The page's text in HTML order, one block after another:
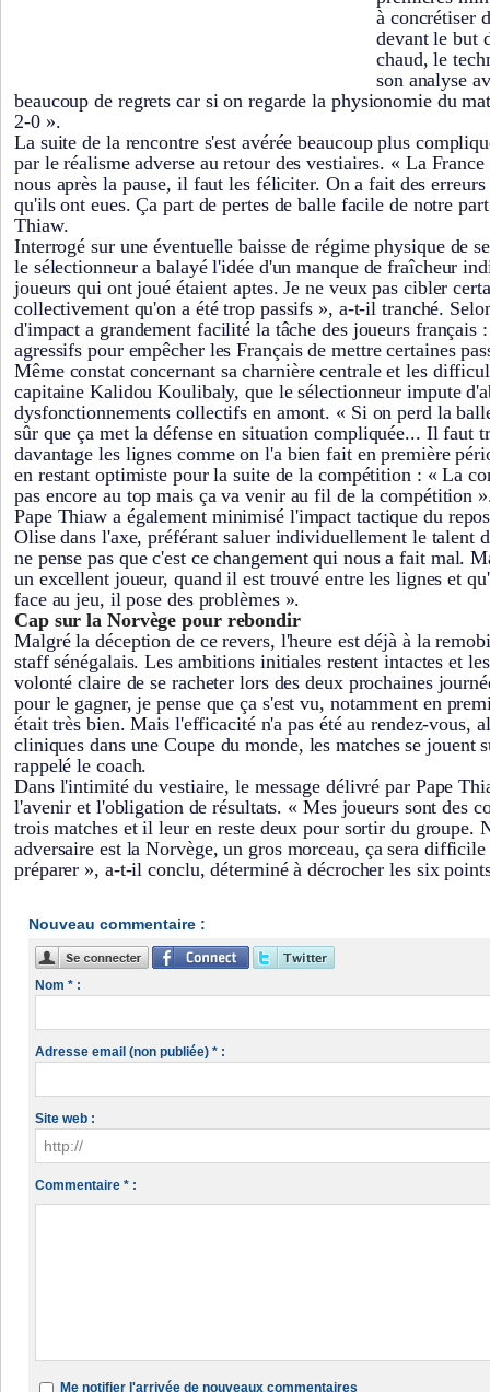
à concrétiser
devant le but
chaud, le
son analyse
beaucoup de regrets car si on regarde la physionomie du
2-0 ».
La suite de la rencontre s'est avérée beaucoup plus
par le réalisme adverse au retour des vestiaires. « La
nous après la pause, il faut les féliciter. On a fait des erreurs
qu'ils ont eues. Ça part de pertes de balle facile de notre
Thiaw.
Interrogé sur une éventuelle baisse de régime physique de
le sélectionneur a balayé l'idée d'un manque de fraîcheur
joueurs qui ont joué étaient aptes. Je ne veux pas cibler
collectivement qu'on a été trop passifs », a-t-il tranché.
d'impact a grandement facilité la tâche des joueurs français
agressifs pour empêcher les Français de mettre certaines
Même constat concernant sa charnière centrale et les
capitaine Kalidou Koulibaly, que le sélectionneur impute
dysfonctionnements collectifs en amont. « Si on perd la
sûr que ça met la défense en situation compliquée... Il faut
davantage les lignes comme on l'a bien fait en première
en restant optimiste pour la suite de la compétition : « La
pas encore au top mais ça va venir au fil de la compétition
Pape Thiaw a également minimisé l'impact tactique du
Olise dans l'axe, préférant saluer individuellement le talent
ne pense pas que c'est ce changement qui nous a fait mal.
un excellent joueur, quand il est trouvé entre les lignes et
face au jeu, il pose des problèmes ».
Cap sur la Norvège pour rebondir
Malgré la déception de ce revers, l'heure est déjà à la
staff sénégalais. Les ambitions initiales restent intactes et
volonté claire de se racheter lors des deux prochaines
pour le gagner, je pense que ça s'est vu, notamment en
était très bien. Mais l'efficacité n'a pas été au rendez-vous,
cliniques dans une Coupe du monde, les matches se jouent
rappelé le coach.
Dans l'intimité du vestiaire, le message délivré par Pape
l'avenir et l'obligation de résultats. « Mes joueurs sont des
trois matches et il leur en reste deux pour sortir du groupe.
adversaire est la Norvège, un gros morceau, ça sera
préparer », a-t-il conclu, déterminé à décrocher les six
Nouveau commentaire :
Nom * :
Adresse email (non publiée) * :
Site web :
Commentaire * :
Me notifier l'arrivée de nouveaux commentaires